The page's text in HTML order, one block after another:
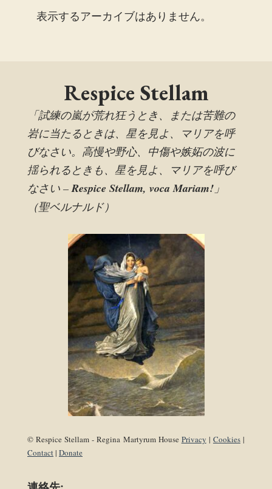
表示するアーカイブはありません。
Respice Stellam
「試練の嵐が荒れ狂うとき、または苦難の
岩に当たるときは、星を見よ、マリアを呼
びなさい。高慢や野心、中傷や嫉妬の波に
揺られるときも、星を見よ、マリアを呼び
なさい –Respice Stellam, voca Mariam! 」
（聖ベルナルド）
© Respice Stellam - Regina Martyrum House Privacy | Cookies|
Contact| Donate